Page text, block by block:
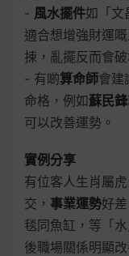
- 風水擺件如「文
適合想增強財運
揀，亂擺反而會破
- 有啲算命師會建
命格，例如蘇民鋒
可以改善運勢。
實例分享
有位客人生肖屬
交， 事業運勢好差
毯同魚缸，等「
後職場關係明顯